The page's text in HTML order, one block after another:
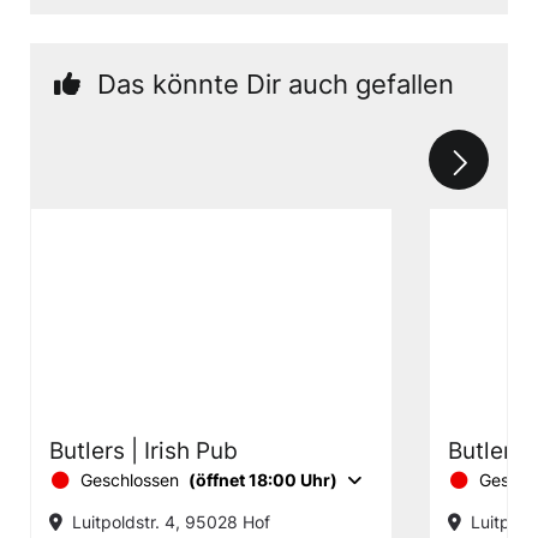
Das könnte Dir auch gefallen
Butlers | Irish Pub
Geschlossen (öffnet 18:00 Uhr)
Luitpoldstr. 4, 95028 Hof
Butlers